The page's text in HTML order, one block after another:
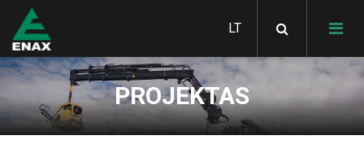
HIAB hidrauliniai
manipuliatoriai
PROJEKTAS